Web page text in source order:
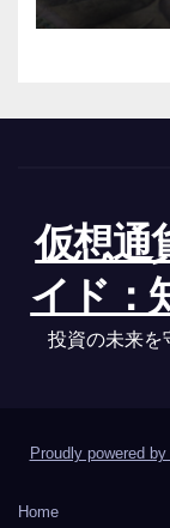
仮想通
イド：
投資の未来を
Proudly powered
Home